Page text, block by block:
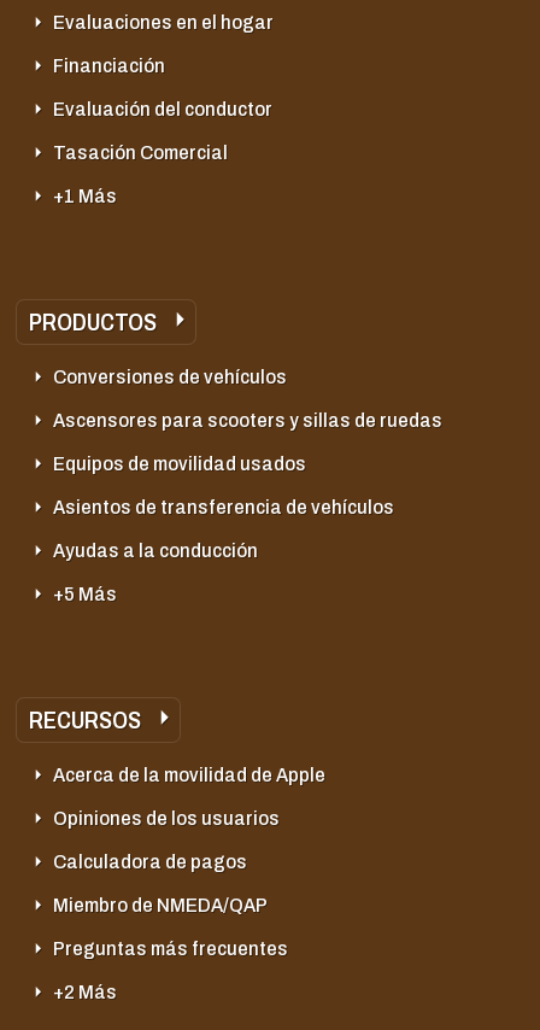
Evaluaciones en el hogar
Financiación
Evaluación del conductor
Tasación Comercial
+1 Más
PRODUCTOS
Conversiones de vehículos
Ascensores para scooters y sillas de ruedas
Equipos de movilidad usados
Asientos de transferencia de vehículos
Ayudas a la conducción
+5 Más
RECURSOS
Acerca de la movilidad de Apple
Opiniones de los usuarios
Calculadora de pagos
Miembro de NMEDA/QAP
Preguntas más frecuentes
+2 Más